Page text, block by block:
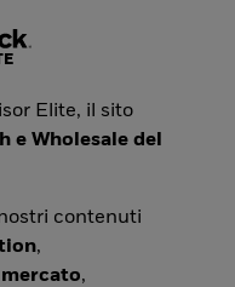
Elite, il sito
e Wholesale del
contenuti
,
mercato,